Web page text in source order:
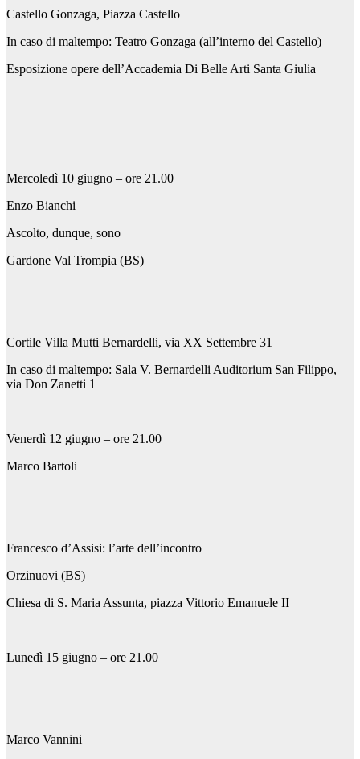
Castello Gonzaga, Piazza Castello
In caso di maltempo: Teatro Gonzaga (all’interno del Castello)
Esposizione opere dell’Accademia Di Belle Arti Santa Giulia
Mercoledì 10 giugno – ore 21.00
Enzo Bianchi
Ascolto, dunque, sono
Gardone Val Trompia (BS)
Cortile Villa Mutti Bernardelli, via XX Settembre 31
In caso di maltempo: Sala V. Bernardelli Auditorium San Filippo,
via Don Zanetti 1
Venerdì 12 giugno – ore 21.00
Marco Bartoli
Francesco d’Assisi: l’arte dell’incontro
Orzinuovi (BS)
Chiesa di S. Maria Assunta, piazza Vittorio Emanuele II
Lunedì 15 giugno – ore 21.00
Marco Vannini